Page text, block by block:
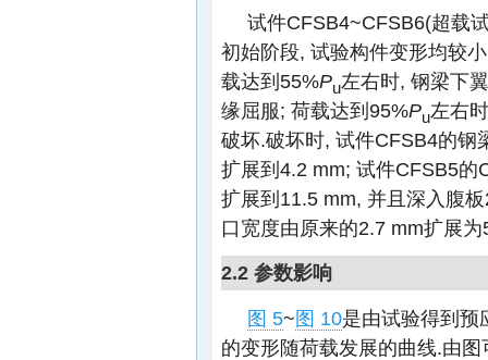
试件CFSB4~CFSB6(超载
初始阶段, 试验构件变形均较
载达到55%Pu左右时, 钢梁下
缘屈服; 荷载达到95%Pu左右
破坏.破坏时, 试件CFSB4的钢
扩展到4.2 mm; 试件CFSB5
扩展到11.5 mm, 并且深入腹
口宽度由原来的2.7 mm扩展
2.2 参数影响
图 5~图 10是由试验得到预
的变形随荷载发展的曲线.由